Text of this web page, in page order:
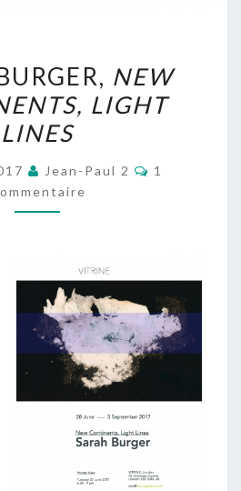
BURGER,
NEW
CONTINENTS,
LINES
NEW
LIGHT
LINES
Jean-Paul 2
1